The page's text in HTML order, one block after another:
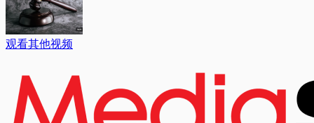
观看其他视频